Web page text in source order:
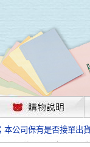
份上游供應商已採取
本公司保有是否接單出
跟客服人員確認最新